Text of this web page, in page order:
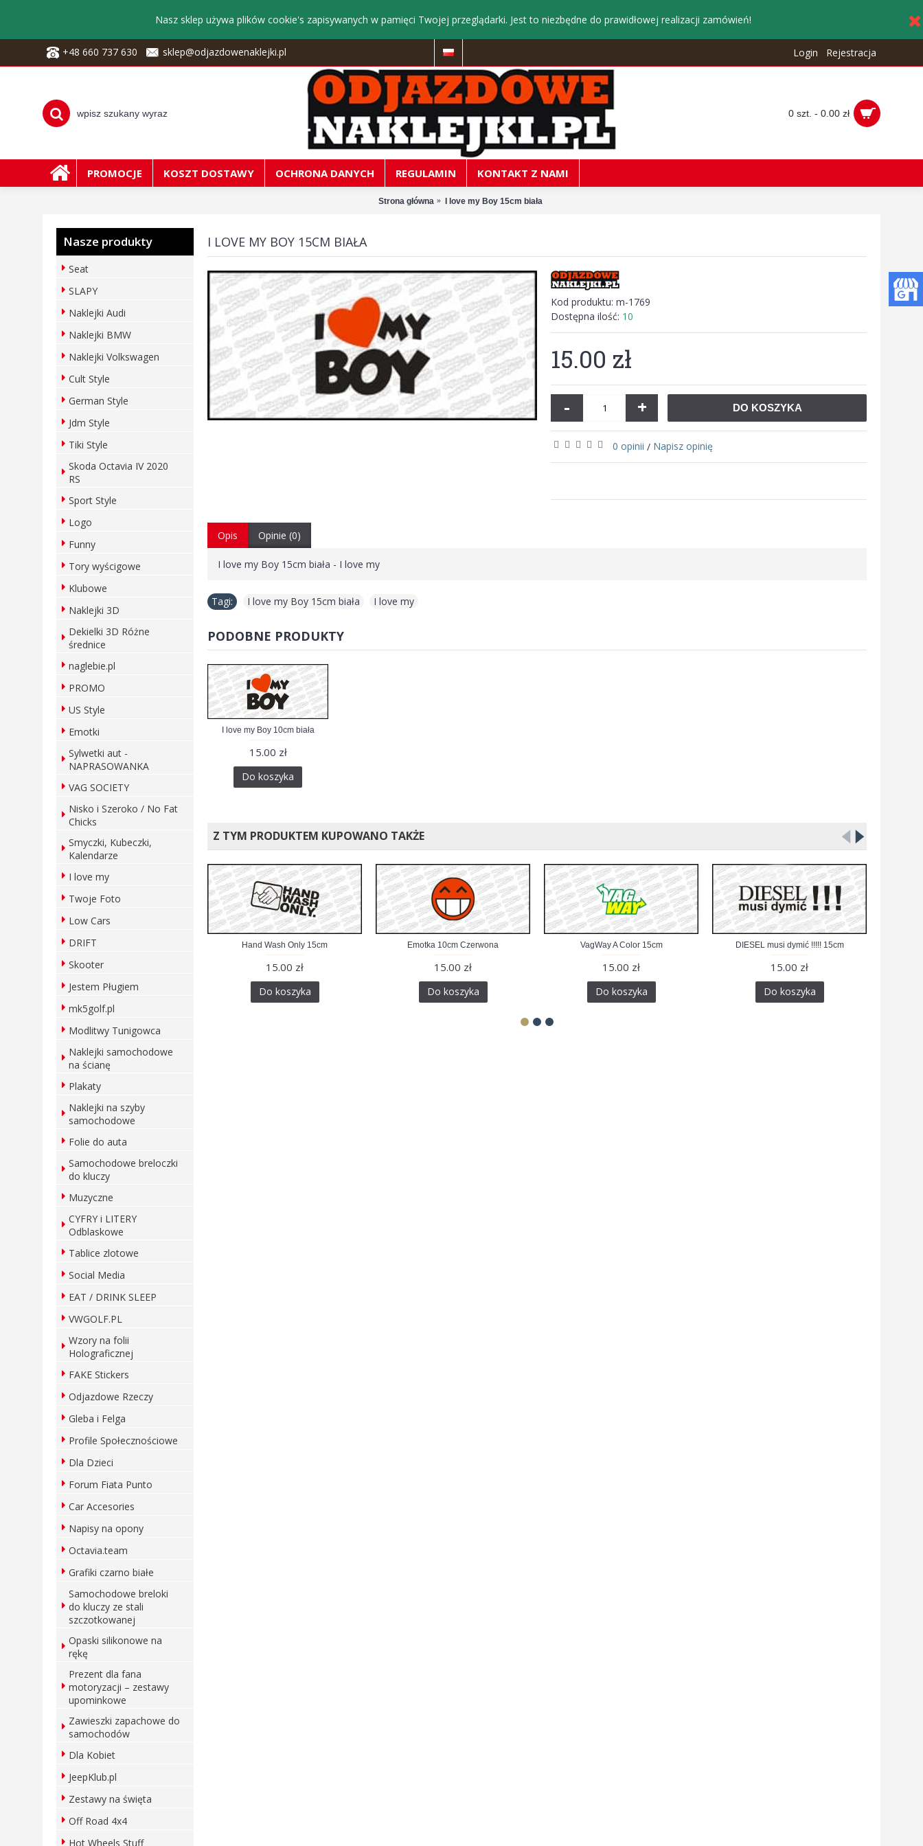
Nasz sklep używa plików cookie's zapisywanych w pamięci Twojej przeglądarki. Jest to niezbędne do prawidłowej realizacji zamówień!
+48 660 737 630 sklep@odjazdowenaklejki.pl Login Rejestracja
0 szt. - 0.00 zł
PROMOCJE KOSZT DOSTAWY OCHRONA DANYCH REGULAMIN KONTAKT Z NAMI
Strona główna I love my Boy 15cm biała
Nasze produkty
Seat
SLAPY
Naklejki Audi
Naklejki BMW
Naklejki Volkswagen
Cult Style
German Style
Jdm Style
Tiki Style
Skoda Octavia IV 2020
RS
Sport Style
Logo
Funny
Tory wyścigowe
Klubowe
Naklejki 3D
Dekielki 3D Różne
średnice
naglebie.pl
PROMO
US Style
Emotki
Sylwetki aut -
NAPRASOWANKA
VAG SOCIETY
Nisko i Szeroko / No Fat
Chicks
Smyczki, Kubeczki,
Kalendarze
I love my
Twoje Foto
Low Cars
DRIFT
Skooter
Jestem Pługiem
mk5golf.pl
Modlitwy Tunigowca
Naklejki samochodowe
na ścianę
Plakaty
Naklejki na szyby
samochodowe
Folie do auta
Samochodowe breloczki
do kluczy
Muzyczne
CYFRY i LITERY
Odblaskowe
Tablice zlotowe
Social Media
EAT / DRINK SLEEP
VWGOLF.PL
Wzory na folii
Holograficznej
FAKE Stickers
Odjazdowe Rzeczy
Gleba i Felga
Profile Społecznościowe
Dla Dzieci
Forum Fiata Punto
Car Accesories
Napisy na opony
Octavia.team
Grafiki czarno białe
Samochodowe breloki
do kluczy ze stali
szczotkowanej
Opaski silikonowe na
rękę
Prezent dla fana
motoryzacji – zestawy
upominkowe
Zawieszki zapachowe do
samochodów
Dla Kobiet
JeepKlub.pl
Zestawy na święta
Off Road 4x4
Hot Wheels Stuff
I LOVE MY BOY 15CM BIAŁA
Kod produktu: m-1769
Dostępna ilość: 10
15.00 zł
- + DO KOSZYKA
0 opinii / Napisz opinię
Opis Opinie (0)
I love my Boy 15cm biała - I love my
Tagi: I love my Boy 15cm biała I love my
PODOBNE PRODUKTY
I love my Boy 10cm biała
15.00 zł
Do koszyka
Z TYM PRODUKTEM KUPOWANO TAKŻE
Hand Wash Only 15cm
15.00 zł
Do koszyka
Emotka 10cm Czerwona
15.00 zł
Do koszyka
VagWay A Color 15cm
15.00 zł
Do koszyka
DIESEL musi dymić !!!!! 15cm
15.00 zł
Do koszyka